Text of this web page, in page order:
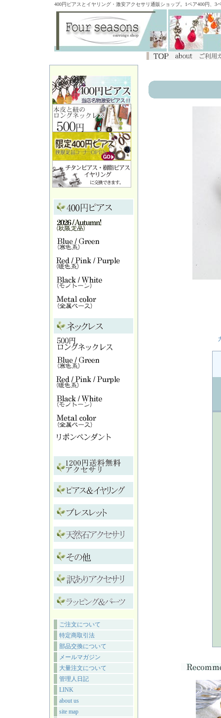
400円ピアスとイヤリング・激安アクセサリ通販ショップ。1ペア400円、
ご注文について
特定商取引法
部品交換について
メールマガジン
大量注文について
管理人日記
LINK
about us
site map